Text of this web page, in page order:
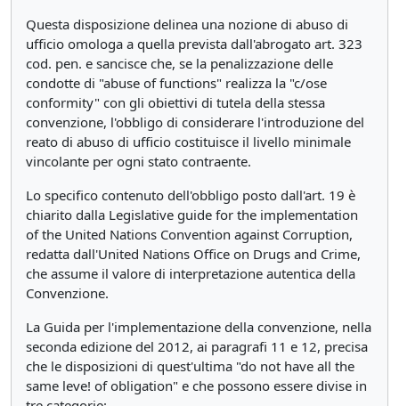
Questa disposizione delinea una nozione di abuso di
ufficio omologa a quella prevista dall'abrogato art. 323
cod. pen. e sancisce che, se la penalizzazione delle
condotte di "abuse of functions" realizza la "c/ose
conformity" con gli obiettivi di tutela della stessa
convenzione, l'obbligo di considerare l'introduzione del
reato di abuso di ufficio costituisce il livello minimale
vincolante per ogni stato contraente.
Lo specifico contenuto dell'obbligo posto dall'art. 19 è
chiarito dalla Legislative guide for the implementation
of the United Nations Convention against Corruption,
redatta dall'United Nations Office on Drugs and Crime,
che assume il valore di interpretazione autentica della
Convenzione.
La Guida per l'implementazione della convenzione, nella
seconda edizione del 2012, ai paragrafi 11 e 12, precisa
che le disposizioni di quest'ultima "do not have all the
same leve! of obligation" e che possono essere divise in